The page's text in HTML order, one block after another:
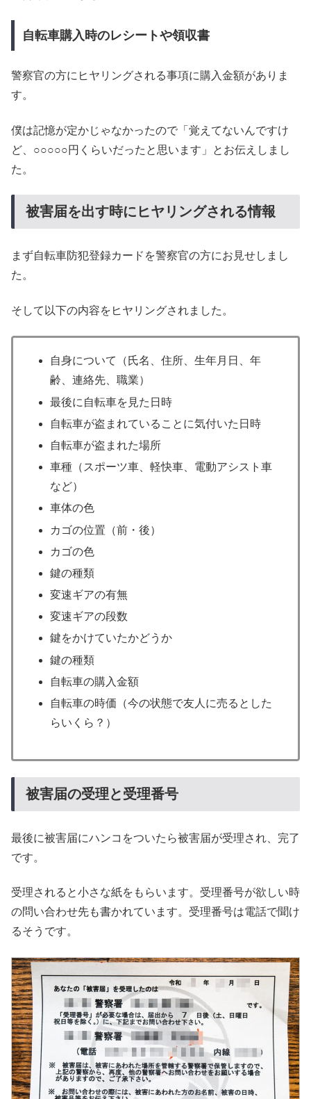
自転車購入時のレシートや領収書
警察官の方にヒヤリングされる事項に購入金額がありま
す。
僕は記憶が定かじゃなかったので「覚えてないんですけ
ど、○○○○○円くらいだったと思います」とお伝えしまし
た。
被害届を出す時にヒヤリングされる情報
まず自転車防犯登録カードを警察官の方にお見せしまし
た。
そして以下の内容をヒヤリングされました。
自身について（氏名、住所、生年月日、年
齢、連絡先、職業）
最後に自転車を見た日時
自転車が盗まれていることに気付いた日時
自転車が盗まれた場所
車種（スポーツ車、軽快車、電動アシスト車
など）
車体の色
カゴの位置（前・後）
カゴの色
鍵の種類
変速ギアの有無
変速ギアの段数
鍵をかけていたかどうか
鍵の種類
自転車の購入金額
自転車の時価（今の状態で友人に売るとした
らいくら？）
被害届の受理と受理番号
最後に被害届にハンコをついたら被害届が受理され、完了
です。
受理されると小さな紙をもらいます。受理番号が欲しい時
の問い合わせ先も書かれています。受理番号は電話で聞け
るそうです。